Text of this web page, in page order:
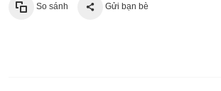
So sánh Gửi bạn bè